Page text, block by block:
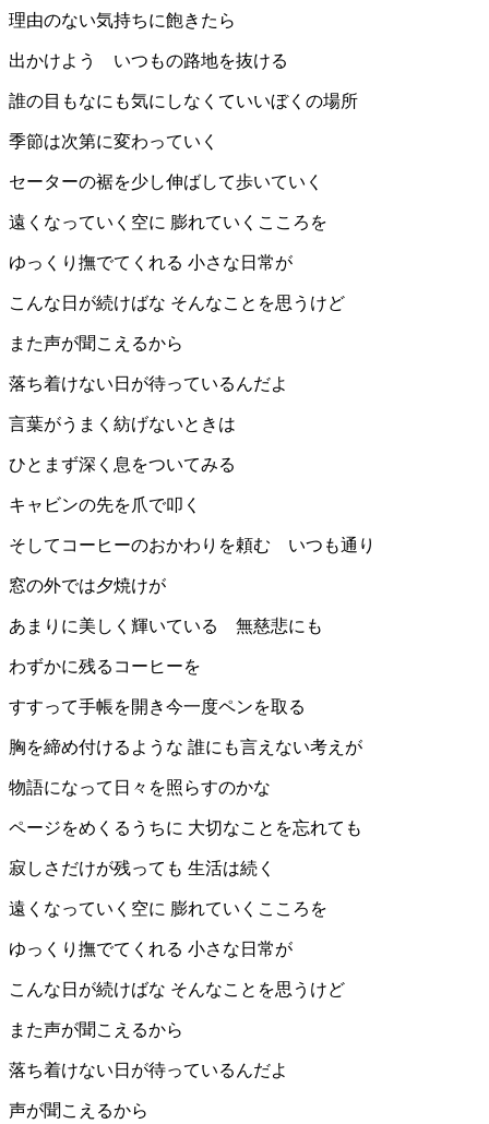
理由のない気持ちに飽きたら
出かけよう いつもの路地を抜ける
誰の目もなにも気にしなくていいぼくの場所
季節は次第に変わっていく
セーターの裾を少し伸ばして歩いていく
遠くなっていく空に 膨れていくこころを
ゆっくり撫でてくれる 小さな日常が
こんな日が続けばな そんなことを思うけど
また声が聞こえるから
落ち着けない日が待っているんだよ
言葉がうまく紡げないときは
ひとまず深く息をついてみる
キャビンの先を爪で叩く
そしてコーヒーのおかわりを頼む いつも通り
窓の外では夕焼けが
あまりに美しく輝いている 無慈悲にも
わずかに残るコーヒーを
すすって手帳を開き今一度ペンを取る
胸を締め付けるような 誰にも言えない考えが
物語になって日々を照らすのかな
ページをめくるうちに 大切なことを忘れても
寂しさだけが残っても 生活は続く
遠くなっていく空に 膨れていくこころを
ゆっくり撫でてくれる 小さな日常が
こんな日が続けばな そんなことを思うけど
また声が聞こえるから
落ち着けない日が待っているんだよ
声が聞こえるから